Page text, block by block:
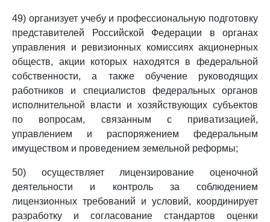
49) организует учебу и профессиональную подготовку
представителей Российской Федерации в органах
управления и ревизионных комиссиях акционерных
обществ, акции которых находятся в федеральной
собственности, а также обучение руководящих
работников и специалистов федеральных органов
исполнительной власти и хозяйствующих субъектов
по вопросам, связанным с приватизацией,
управлением и распоряжением федеральным
имуществом и проведением земельной реформы;
50) осуществляет лицензирование оценочной
деятельности и контроль за соблюдением
лицензионных требований и условий, координирует
разработку и согласование стандартов оценки